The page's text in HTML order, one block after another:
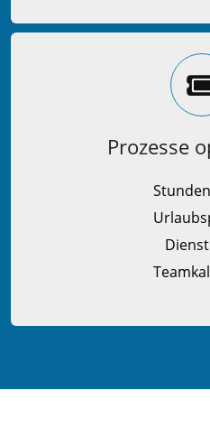
Prozesse